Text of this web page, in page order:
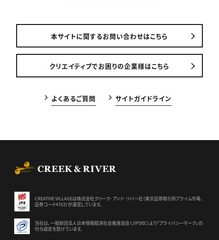
本サイトに関するお問い合わせはこちら
クリエイティブでお困りの企業様はこちら
よくあるご質問 サイトガイドライン
CREATIVE VILLAGEは株式会社クリーク･アンド･リバー社（東京証券取引所プライム市場、
証券コード4763）が運営しています。
当社は、一般財団法人日本情報経済社会推進協会（JIPDEC）より 「プライバシーマーク」の
付与認定を受けています。